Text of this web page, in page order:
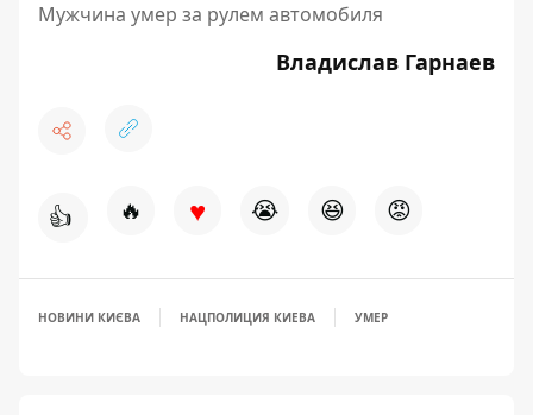
Мужчина умер за рулем автомобиля
Владислав Гарнаев
👍 🔥 ♥ 😭 😆 😡
НОВИНИ КИЄВА НАЦПОЛИЦИЯ КИЕВА УМЕР